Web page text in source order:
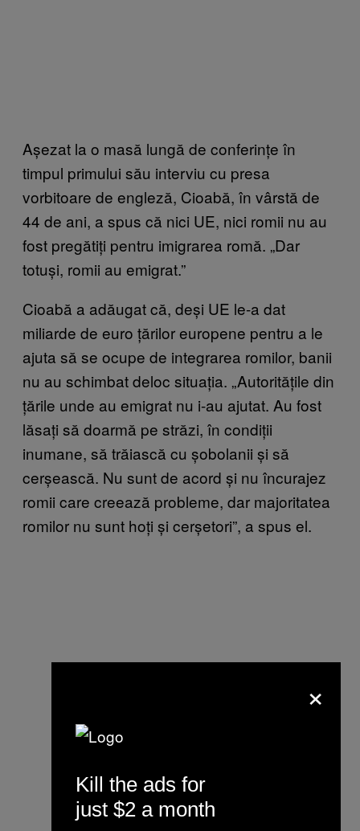
Așezat la o masă lungă de conferințe în
timpul primului său interviu cu presa
vorbitoare de engleză, Cioabă, în vârstă de
44 de ani, a spus că nici UE, nici romii nu au
fost pregătiți pentru imigrarea romă. „Dar
totuși, romii au emigrat.”
Cioabă a adăugat că, deși UE le-a dat
miliarde de euro țărilor europene pentru a le
ajuta să se ocupe de integrarea romilor, banii
nu au schimbat deloc situația. „Autoritățile din
țările unde au emigrat nu i-au ajutat. Au fost
lăsați să doarmă pe străzi, în condiții
inumane, să trăiască cu șobolanii și să
cerșească. Nu sunt de acord și nu încurajez
romii care creează probleme, dar majoritatea
romilor nu sunt hoți și cerșetori”, a spus el.
×
Kill the ads for
just $2 a month